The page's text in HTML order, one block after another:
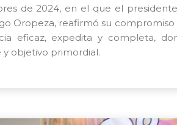
de 2024, en el que el
Oropeza, reafirmó su compromiso
eficaz, expedita y completa,
objetivo primordial.